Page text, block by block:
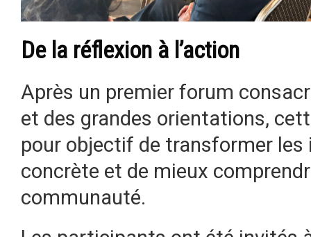
De la réflexion à l’action
Après un premier forum
et des grandes orientations,
pour objectif de transformer les
concrète et de mieux
communauté.